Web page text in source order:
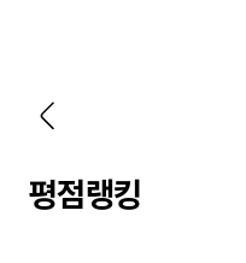
평점랭킹